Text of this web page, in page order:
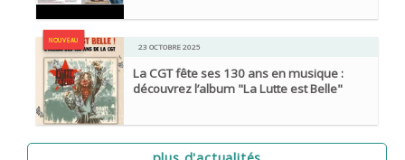
NOUVEAU
23 OCTOBRE 2025
La CGT fête ses 130 ans en musique :
découvrez l’album "La Lutte est Belle"